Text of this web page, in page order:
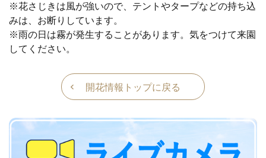
※花さじきは風が強いので、テントやタープなどの持ち込
みは、お断りしています。
※雨の日は霧が発生することがあります。気をつけて来園
してください。
開花情報トップに戻る